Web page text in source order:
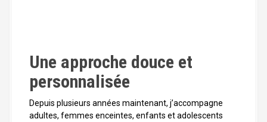
Une approche douce et
personnalisée
Depuis plusieurs années maintenant, j’accompagne
adultes, femmes enceintes, enfants et adolescents